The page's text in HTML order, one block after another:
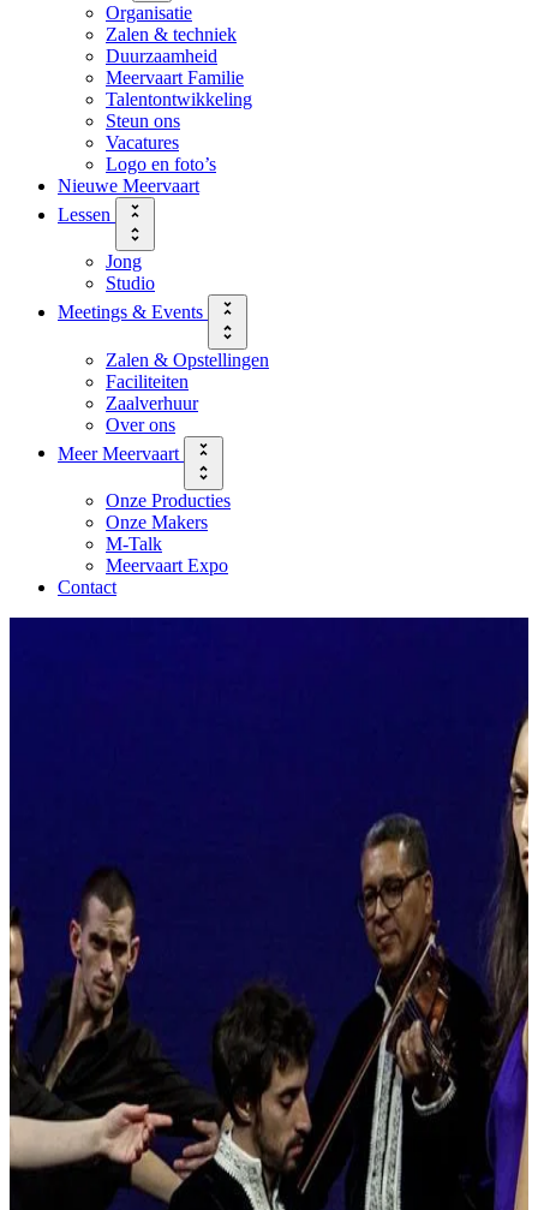
Organisatie
Zalen & techniek
Duurzaamheid
Meervaart Familie
Talentontwikkeling
Steun ons
Vacatures
Logo en foto’s
Nieuwe Meervaart
Lessen
Jong
Studio
Meetings & Events
Zalen & Opstellingen
Faciliteiten
Zaalverhuur
Over ons
Meer Meervaart
Onze Producties
Onze Makers
M-Talk
Meervaart Expo
Contact